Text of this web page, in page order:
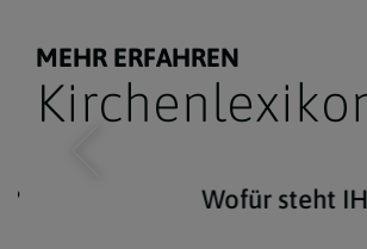
MEHR ERFAHREN
Wofür steht